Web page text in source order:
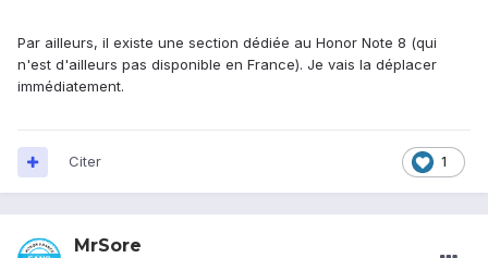
Par ailleurs, il existe une section dédiée au Honor Note 8 (qui
n'est d'ailleurs pas disponible en France). Je vais la déplacer
immédiatement.
1
Citer
MrSore